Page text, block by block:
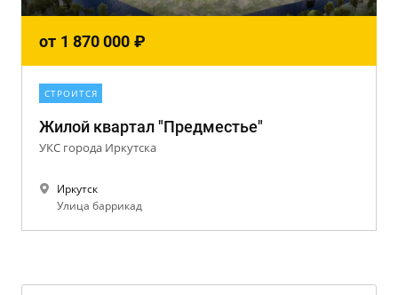
от 1 870 000 ₽
СТРОИТСЯ
Жилой квартал "Предместье"
УКС города Иркутска
Иркутск
Улица баррикад